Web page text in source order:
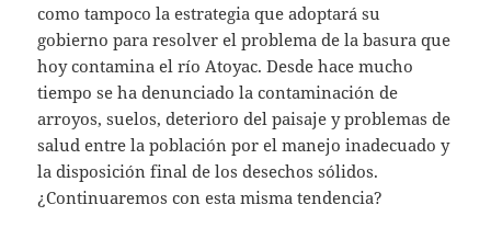
como tampoco la estrategia que adoptará su
gobierno para resolver el problema de la basura que
hoy contamina el río Atoyac. Desde hace mucho
tiempo se ha denunciado la contaminación de
arroyos, suelos, deterioro del paisaje y problemas de
salud entre la población por el manejo inadecuado y
la disposición final de los desechos sólidos.
¿Continuaremos con esta misma tendencia?